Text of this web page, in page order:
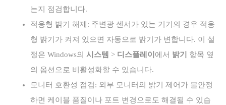
는지 점검합니다.
적응형 밝기 해제: 주변광 센서가 있는 기기의 경우 적응
형 밝기가 켜져 있으면 자동으로 밝기가 변합니다. 이 설
정은 Windows의 시스템 > 디스플레이 에서 밝기
항목 옆
의 옵션으로 비활성화할 수 있습니다.
모니터 호환성 점검: 외부 모니터의 밝기 제어가 불안정
하면 케이블 품질이나 포트 변경으로도 해결될 수 있습